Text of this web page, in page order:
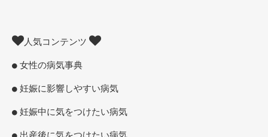
人気コンテンツ
女性の病気事典
妊娠に影響しやすい病気
妊娠中に気をつけたい病気
出産後に気をつけたい病気